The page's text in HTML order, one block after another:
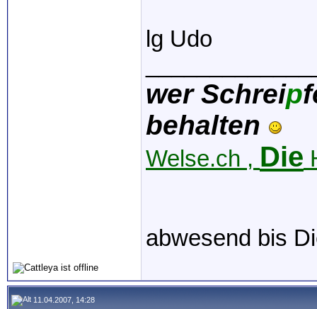
lg Udo
wer Schreip
behalten
Welse.ch , Die
abwesend bis
11.04.2007, 14:28